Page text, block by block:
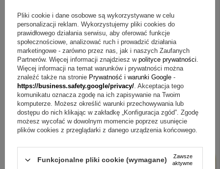
otrzymaniu?Odpowiedź: Zapalniczka nie jest napełniona,
należy dodatkowo zakupić benzynkę, a producent zaleca
oryginalną benzynę Zippo.
Na koniec: wybór, który ma sens
Jeśli zależy Ci na klasycznej Zippo w złotym,
szczotkowanym wykończeniu, model 204 B BRUSHED
BRASS spełnia oczekiwania bez zbędnych ozdobników.
Dostajesz oryginalną zapalniczkę z wieczystą gwarancją
producenta oraz grawer wykonywany diamentem w kolorze
zapalniczki. To praktyczny prezent, który można
spersonalizować tekstem, grafiką, logo lub dedykacją i
zostawić odbiorcy coś więcej niż sam przedmiot.
Pliki cookie i dane osobowe są wykorzystywane w celu
personalizacji reklam. Wykorzystujemy pliki cookies do
prawidłowego działania serwisu, aby oferować funkcje
społecznościowe, analizować ruch i prowadzić działania
marketingowe - zarówno przez nas, jak i naszych Zaufanych
Partnerów. Więcej informacji znajdziesz w polityce prywatności.
Więcej informacji na temat warunków i prywatności można
znaleźć także na stronie Prywatność i warunki Google -
https://business.safety.google/privacy/. Akceptacja tego
komunikatu oznacza zgodę na ich zapisywanie na Twoim
komputerze. Możesz określić warunki przechowywania lub
dostępu do nich klikając w zakładkę „Konfiguracja zgód”. Zgodę
możesz wycofać w dowolnym momencie poprzez usunięcie
plików cookies z przeglądarki z danego urządzenia końcowego.
Funkcjonalne pliki cookie (wymagane)
Zawsze
aktywne